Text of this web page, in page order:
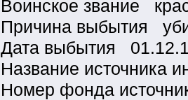
Воинское звание
Причина выбытия
Дата выбытия
Название
Номер фонда